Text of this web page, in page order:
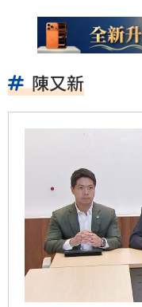
陳又新